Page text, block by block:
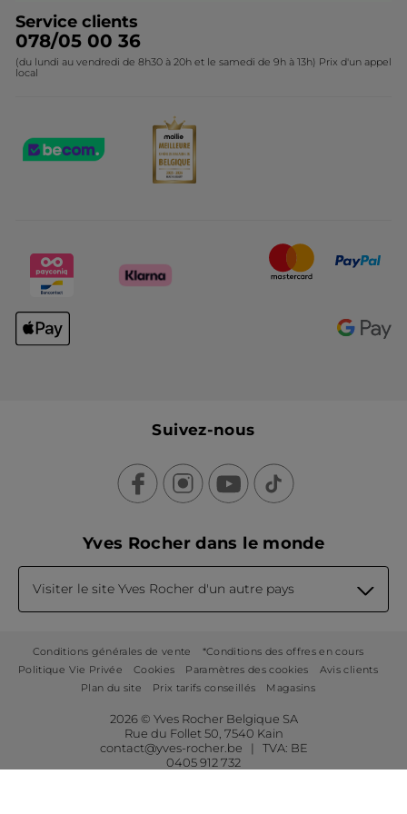
Service clients
078/05 00 36
(du lundi au vendredi de 8h30 à 20h et le samedi de 9h à 13h) Prix d'un appel
local
Suivez-nous
Yves Rocher dans le monde
Visiter le site Yves Rocher d'un autre pays
Conditions générales de vente
*Conditions des offres en cours
Politique Vie Privée
Cookies Paramètres des cookies
Avis clients
Plan du site
Prix tarifs conseillés Magasins
2026 © Yves Rocher Belgique SA
Rue du Follet 50, 7540 Kain
contact@yves-rocher.be | TVA: BE
0405 912 732